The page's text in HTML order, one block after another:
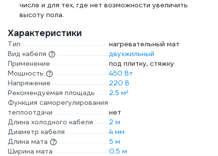
числе и для тех, где нет возможности увеличить
высоту пола.
Характеристики
Тип
нагревательный мат
Вид кабеля
двухжильный
Применение
под плитку, стяжку
Мощность
450 Вт
Напряжение
220 В
Рекомендуемая площадь
2.5 м²
Функция саморегулирования
теплоотдачи
нет
Длина холодного кабеля
2 м
Диаметр кабеля
4 мм
Длина мата
5 м
Ширина мата
0.5 м